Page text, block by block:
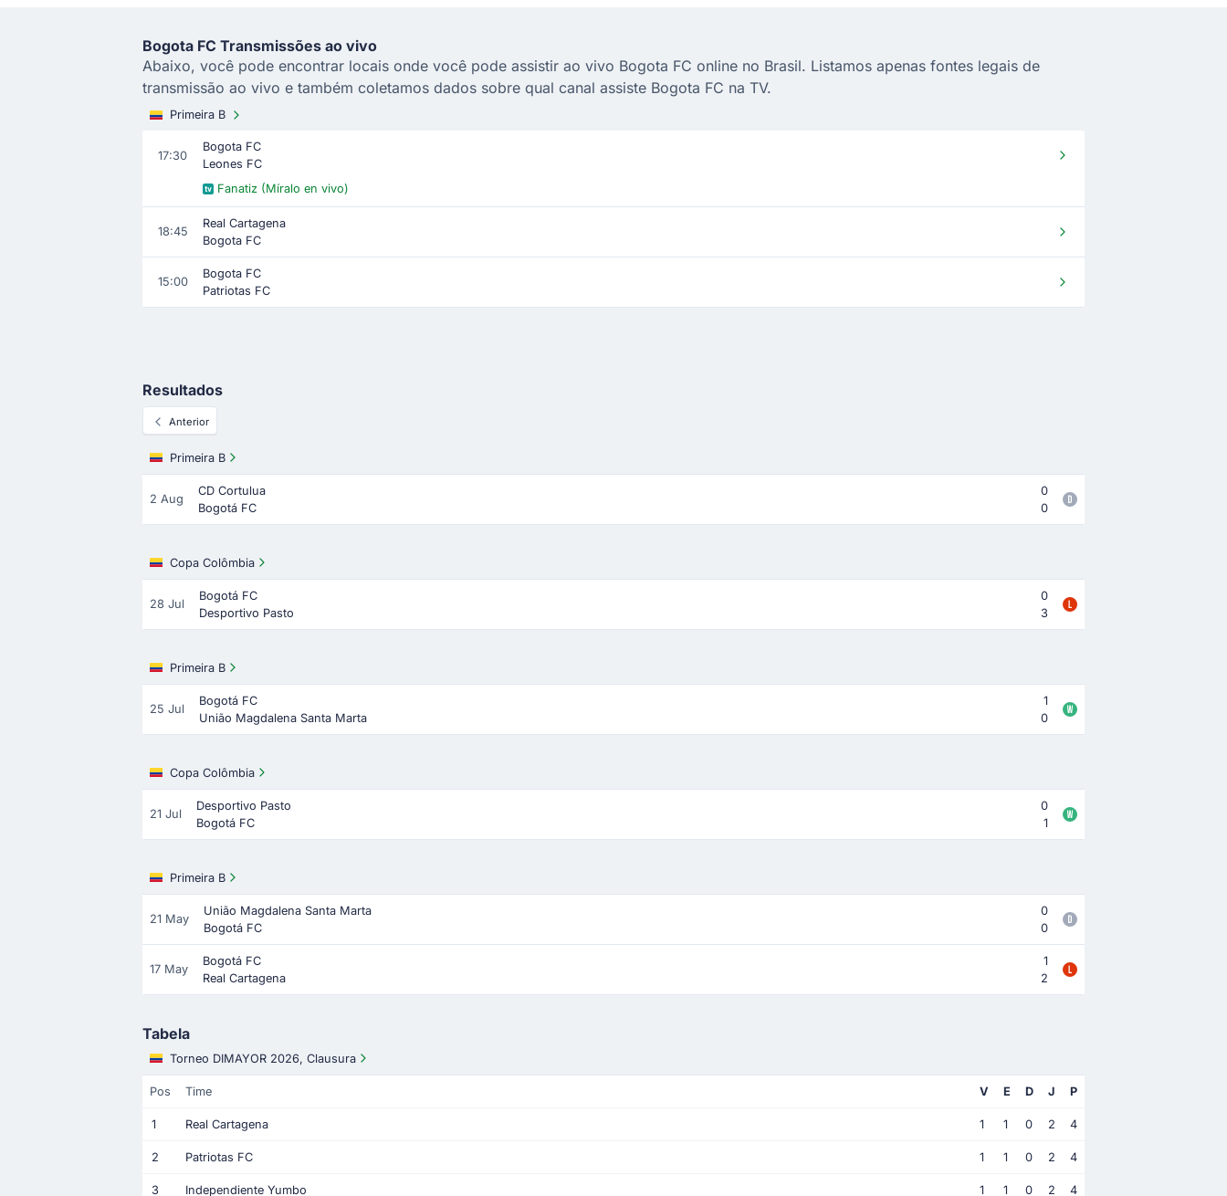
Bogota FC Transmissões ao vivo
Abaixo, você pode encontrar locais onde você pode assistir ao vivo Bogota FC online no Brasil. Listamos apenas fontes legais de
transmissão ao vivo e também coletamos dados sobre qual canal assiste Bogota FC na TV.
Primeira B
17:30
Bogota FC
Leones FC
Fanatiz (Míralo en vivo)
18:45
Real Cartagena
Bogota FC
15:00
Bogota FC
Patriotas FC
Resultados
Anterior
Primeira B
2 Aug
CD Cortulua
0
Bogotá FC
0
Copa Colômbia
28 Jul
Bogotá FC
0
Desportivo Pasto
3
Primeira B
25 Jul
Bogotá FC
1
União Magdalena Santa Marta
0
Copa Colômbia
21 Jul
Desportivo Pasto
0
Bogotá FC
1
Primeira B
21 May
União Magdalena Santa Marta
0
Bogotá FC
0
17 May
Bogotá FC
1
Real Cartagena
2
Tabela
Torneo DIMAYOR 2026, Clausura
Pos Time V E D J P
1 Real Cartagena 1 1 0 2 4
2 Patriotas FC 1 1 0 2 4
3 Independiente Yumbo 1 1 0 2 4